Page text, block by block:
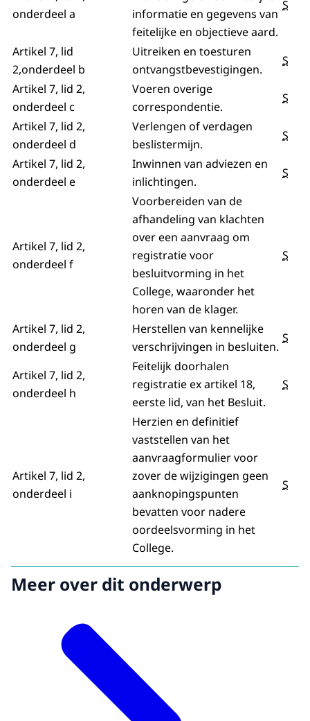
onderdeel a
informatie en gegevens van
feitelijke en objectieve aard.
S
Artikel 7, lid
2,onderdeel b
Uitreiken en toesturen
ontvangstbevestigingen.
S
Artikel 7, lid 2,
onderdeel c
Voeren overige
correspondentie.
S
Artikel 7, lid 2,
onderdeel d
Verlengen of verdagen
beslistermijn.
S
Artikel 7, lid 2,
onderdeel e
Inwinnen van adviezen en
inlichtingen.
S
Artikel 7, lid 2,
onderdeel f
Voorbereiden van de
afhandeling van klachten
over een aanvraag om
registratie voor
besluitvorming in het
College, waaronder het
horen van de klager.
S
Artikel 7, lid 2,
onderdeel g
Herstellen van kennelijke
verschrijvingen in besluiten.
S
Artikel 7, lid 2,
onderdeel h
Feitelijk doorhalen
registratie ex artikel 18,
eerste lid, van het Besluit.
S
Artikel 7, lid 2,
onderdeel i
Herzien en definitief
vaststellen van het
aanvraagformulier voor
zover de wijzigingen geen
aanknopingspunten
bevatten voor nadere
oordeelsvorming in het
College.
S
Meer over dit onderwerp